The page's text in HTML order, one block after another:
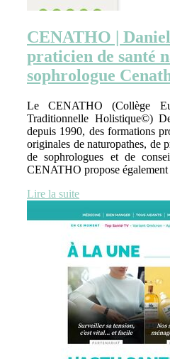
CENATHO |
praticien de santé
sophrologue
Le CENATHO (Collège
Traditionnelle Holistique©)
depuis 1990, des formations
originales de naturopathes, de
de sophrologues et de
CENATHO propose
Lire la suite